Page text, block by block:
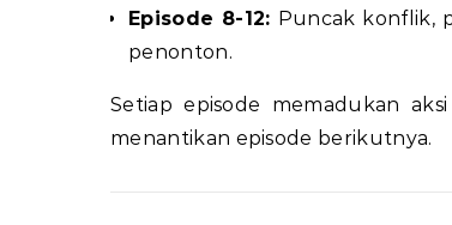
Episode 8-12: Puncak konflik,
penonton.
Setiap episode memadukan
menantikan episode berikutnya.